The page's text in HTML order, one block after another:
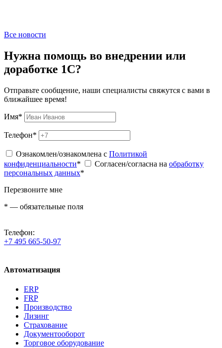
Все новости
Нужна помощь во внедрении или
доработке 1С?
Отправьте сообщение, наши специалисты свяжутся с вами в
ближайшее время!
Имя*
Телефон*
Ознакомлен/ознакомлена с Политикой
конфиденциальности* Согласен/согласна на обработку
персональных данных*
Перезвоните мне
* — обязательные поля
Телефон:
+7 495 665-50-97
Автоматизация
ERP
FRP
Производство
Лизинг
Страхование
Документооборот
Торговое оборудование